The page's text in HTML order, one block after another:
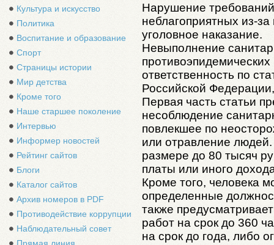
Культура и искусство
Политика
Воспитание и образование
Спорт
Страницы истории
Мир детства
Кроме того
Наше старшее поколение
Интервью
Информер новостей
Рейтинг сайтов
Блоги
Каталог сайтов
Архив номеров в PDF
Противодействие коррупции
Наблюдательный совет
Нарушение
неблагоприятных из-
уголовное наказание.
Невыполнение
ответственность по
Российской
Первая часть статьи
несоблюдение
повлекшее по
или отравление
размере до 80 тысяч
платы или иного
Кроме того, человека
определенные
также
работ на срок до 360
на срок до года, либо